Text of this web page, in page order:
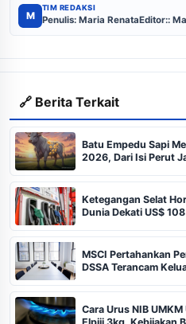
M
TIM REDAKSI
Penulis: Maria RenataEditor::
🔗 Berita Terkait
Batu Empedu Sapi
2026, Dari Isi Perut
Ketegangan Selat
Dunia Dekati US$ 108
MSCI Pertahankan
DSSA Terancam
Cara Urus NIB